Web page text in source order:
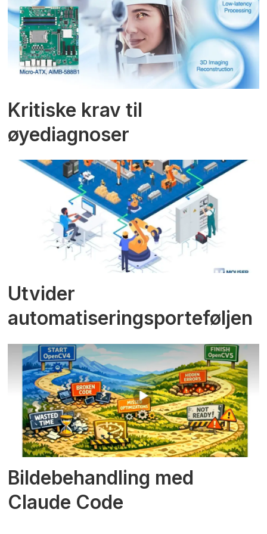
Kritiske krav til
øyediagnoser
Utvider
automatiseringsporteføljen
Bildebehandling med
Claude Code